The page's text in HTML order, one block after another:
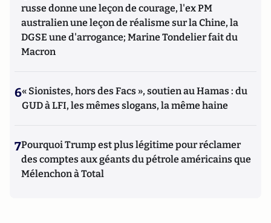
russe donne une leçon de courage, l'ex PM
australien une leçon de réalisme sur la Chine, la
DGSE une d'arrogance; Marine Tondelier fait du
Macron
6« Sionistes, hors des Facs », soutien au Hamas : du
GUD à LFI, les mêmes slogans, la même haine
7Pourquoi Trump est plus légitime pour réclamer
des comptes aux géants du pétrole américains que
Mélenchon à Total